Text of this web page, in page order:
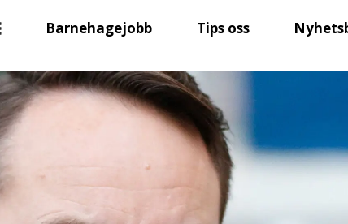
Barnehagejobb Tips oss